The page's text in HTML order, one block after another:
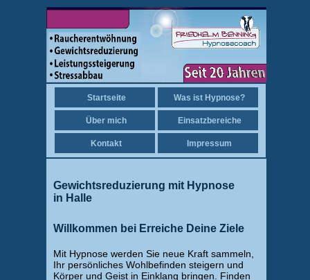
Startseite Was ist Hypnose?
Über mich Einsatzbereiche
Kontakt Impressum
Gewichtsreduzierung mit Hypnose
in Halle
Willkommen bei Erreiche Deine Ziele
Mit Hypnose werden Sie neue Kraft sammeln,
Ihr persönliches Wohlbefinden steigern und
Körper und Geist in Einklang bringen. Finden